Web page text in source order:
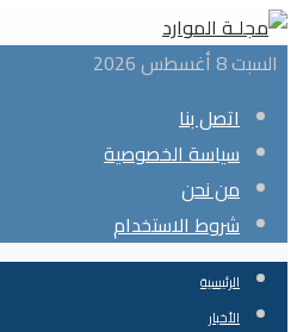
التخطي
الى
السبت 8 أغسطس 2026
اتصل بنا
سياسة الخصوصية
من نحن
شروط الاستخدام
الرئيسية
الأخبار